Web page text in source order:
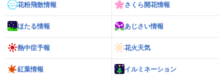
花粉飛散情報 さくら開花情報
ほたる情報 あじさい情報
熱中症予報 花火天気
紅葉情報 イルミネーション